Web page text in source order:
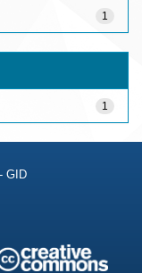
1
1
GID